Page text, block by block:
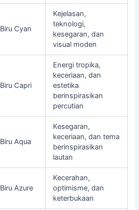
Biru Cyan
Kejelasan,
teknologi,
kesegaran, dan
visual moden
Biru Capri
Energi tropika,
keceriaan, dan
estetika
berinspirasikan
percutian
Biru Aqua
Kesegaran,
keceriaan, dan tema
berinspirasikan
lautan
Biru Azure
Kecerahan,
optimisme, dan
keterbukaan